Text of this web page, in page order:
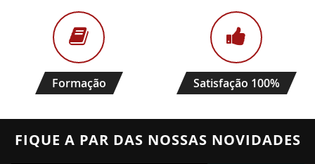
Formação Satisfação 100%
FIQUE A PAR DAS NOSSAS NOVIDADES